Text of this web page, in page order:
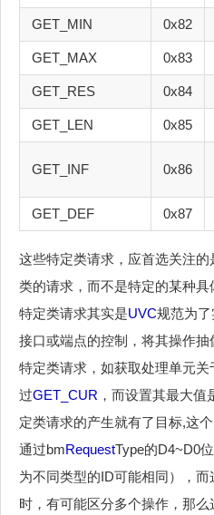
GET_MIN 0x82
GET_MAX 0x83
GET_RES 0x84
GET_LEN 0x85
GET_INF 0x86
GET_DEF 0x87
这些特定类请求，应首选关注
类的请求，而不是特定的某种具
特定类请求其实是UVC规范为了
接口或端点的控制，将其操作
特定类请求，如获取处理单元
过GET_CUR ，而设置其最大
定类请求的产生就有了目标,这
通过bmRequestType的D4~D0
为不同类型的ID可能相同），
时，有可能区分多个操作，那